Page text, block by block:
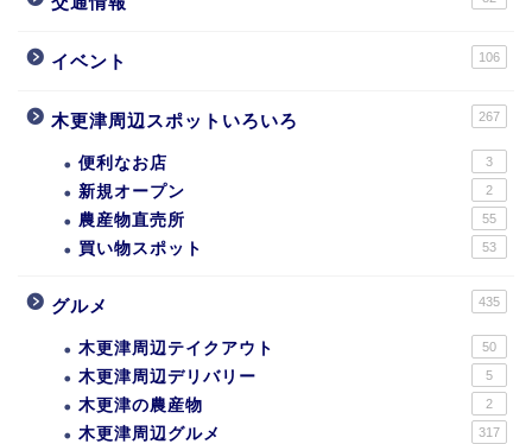
イベント 106
木更津周辺スポットいろいろ 267
便利なお店 3
新規オープン 2
農産物直売所 55
買い物スポット 53
グルメ 435
木更津周辺テイクアウト 50
木更津周辺デリバリー 5
木更津の農産物 2
木更津周辺グルメ 317